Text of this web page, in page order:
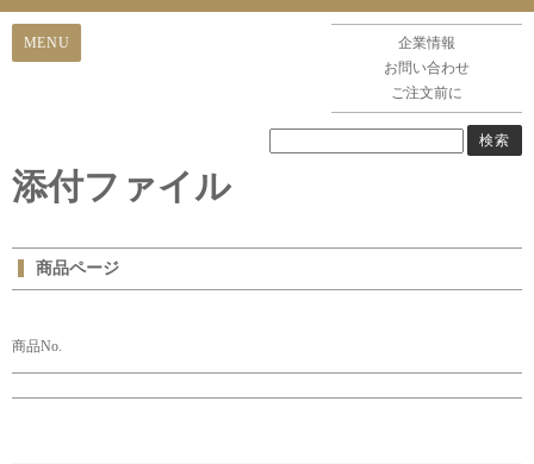
企業情報
お問い合わせ
ご注文前に
添付ファイル
商品ページ
商品No.